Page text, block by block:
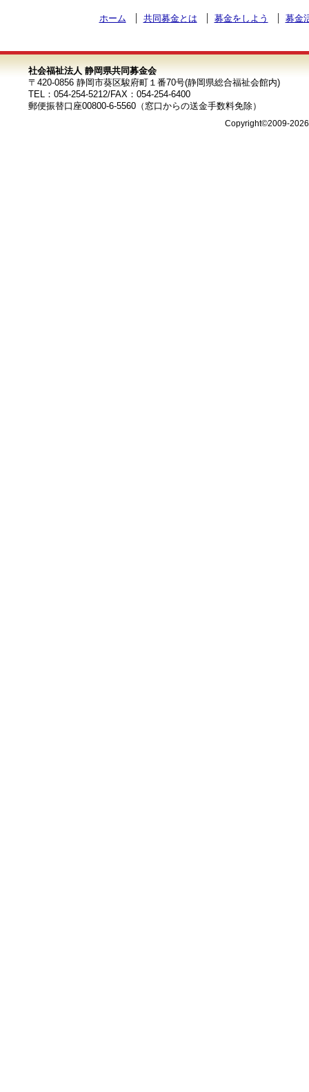
ホーム 共同募金とは 募金をしよう 募金
社会福祉法人 静岡県共同募金会
〒420-0856 静岡市葵区駿府町１番70号(静岡県総合福祉会館内)
TEL：054-254-5212/FAX：054-254-6400
郵便振替口座00800-6-5560（窓口からの送金手数料免除）
Copyright©2009-